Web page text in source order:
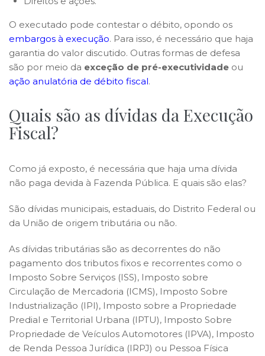
O executado pode contestar o débito, opondo os
embargos à execução. Para isso, é necessário que haja
garantia do valor discutido. Outras formas de defesa
são por meio da exceção de pré-executividade ou
ação anulatória de débito fiscal.
Quais são as dívidas da Execução
Fiscal?
Como já exposto, é necessária que haja uma dívida
não paga devida à Fazenda Pública. E quais são elas?
São dívidas municipais, estaduais, do Distrito Federal ou
da União de origem tributária ou não.
As dívidas tributárias são as decorrentes do não
pagamento dos tributos fixos e recorrentes como o
Imposto Sobre Serviços (ISS), Imposto sobre
Circulação de Mercadoria (ICMS), Imposto Sobre
Industrialização (IPI), Imposto sobre a Propriedade
Predial e Territorial Urbana (IPTU), Imposto Sobre
Propriedade de Veículos Automotores (IPVA), Imposto
de Renda Pessoa Jurídica (IRPJ) ou Pessoa Física